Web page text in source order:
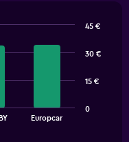
Europcar
0
15 €
30 €
45 €